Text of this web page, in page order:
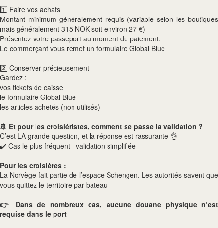
1️⃣ Faire vos achats
Montant minimum généralement requis (variable selon les boutiques
mais généralement 315 NOK soit environ 27 €)
Présentez votre passeport au moment du paiement.
Le commerçant vous remet un formulaire Global Blue
2️⃣ Conserver précieusement
Gardez :
vos tickets de caisse
le formulaire Global Blue
les articles achetés (non utilisés)
🚢 Et pour les croisiéristes, comment se passe la validation ?
C’est LA grande question, et la réponse est rassurante 👌
✔️ Cas le plus fréquent : validation simplifiée
Pour les croisières :
La Norvège fait partie de l’espace Schengen. Les autorités savent que
vous quittez le territoire par bateau
👉 Dans de nombreux cas, aucune douane physique n’est
requise dans le port